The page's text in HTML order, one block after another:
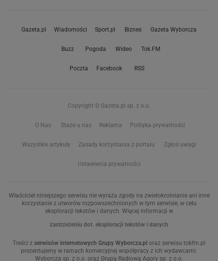
Gazeta.pl Wiadomości Sport.pl Biznes Gazeta Wyborcza
Buzz Pogoda Wideo Tok.FM
Poczta Facebook RSS
Copyright © Gazeta.pl sp. z o.o.
O Nas Staże u nas Reklama Polityka prywatności
Wszystkie artykuły Zasady korzystania z portalu Zgłoś uwagi
Ustawienia prywatności
Właściciel niniejszego serwisu nie wyraża zgody na zwielokrotnianie ani inne
korzystanie z utworów rozpowszechnionych w tym serwisie, w celu
eksploracji tekstów i danych. Więcej informacji w
zastrzeżeniu dot. eksploracji tekstów i danych
Treści z serwisów internetowych Grupy Wyborcza.pl oraz serwisu tokfm.pl
prezentujemy w ramach komercyjnej współpracy z ich wydawcami:
Wyborcza sp. z o.o. oraz Grupą Radiową Agory sp. z o.o.